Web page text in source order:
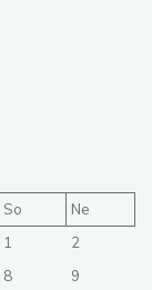
So
Ne
1
2
8
9